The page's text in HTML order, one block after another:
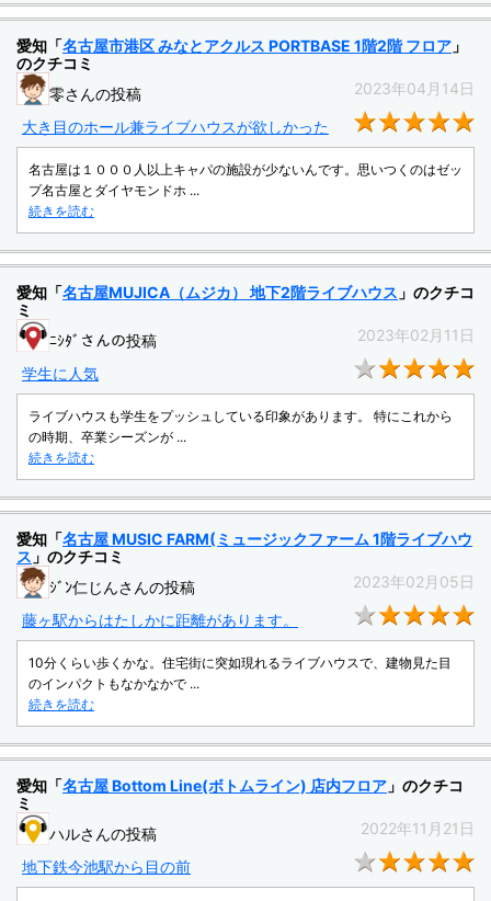
愛知「名古屋市港区 みなとアクルス PORTBASE 1階2階 フロア 」
のクチコミ
零さんの投稿
2023年04月14日
大き目のホール兼ライブハウスが欲しかった
名古屋は１０００人以上キャパの施設が少ないんです。思いつくのはゼッ
プ名古屋とダイヤモンドホ ...
続きを読む
愛知「名古屋MUJICA（ムジカ） 地下2階ライブハウス 」のクチコ
ミ
ﾆｼﾀﾞさんの投稿
2023年02月11日
学生に人気
ライブハウスも学生をプッシュしている印象があります。 特にこれから
の時期、卒業シーズンが ...
続きを読む
愛知「名古屋 MUSIC FARM(ミュージックファーム 1階ライブハウ
ス 」のクチコミ
ｼﾞﾝ仁じんさんの投稿
2023年02月05日
藤ヶ駅からはたしかに距離があります。
10分くらい歩くかな。住宅街に突如現れるライブハウスで、建物見た目
のインパクトもなかなかで ...
続きを読む
愛知「名古屋 Bottom Line(ボトムライン) 店内フロア 」のクチコ
ミ
ハルさんの投稿
2022年11月21日
地下鉄今池駅から目の前